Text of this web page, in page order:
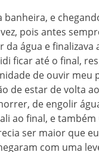
e
pois antes
da água e finalizava
ficar até o final,
de ouvir meu
de estar de volta
de engolir
ao final, e também
ser maior que
com uma